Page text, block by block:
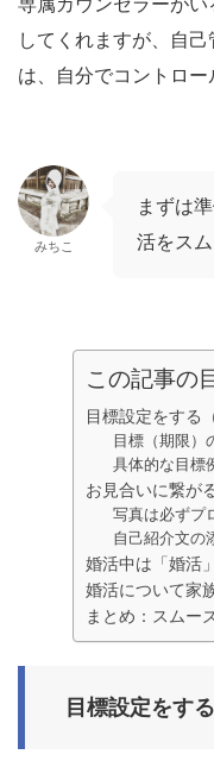
専属カウンセラーがい
してくれますが、自
は、自分でコントロー
みちこ
まずは
活をス
この記事の
目標設定をする
目標（期限）
具体的な目標
お見合いに繋が
写真は必ずプ
自己紹介文の
婚活中は「婚活
婚活について家
まとめ：スムー
目標設定をす